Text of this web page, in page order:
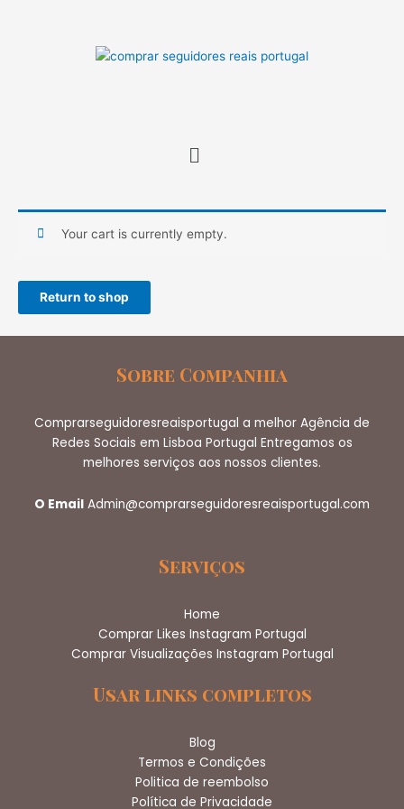
Menu
Your cart is currently empty.
Return to shop
Sobre Companhia
Comprarseguidoresreaisportugal a melhor Agência de
Redes Sociais em Lisboa Portugal Entregamos os
melhores serviços aos nossos clientes.
O Email Admin@comprarseguidoresreaisportugal.com
Serviços
Home
Comprar Likes Instagram Portugal
Comprar Visualizações Instagram Portugal
Usar links completos
Blog
Termos e Condições
Politica de reembolso
Política de Privacidade